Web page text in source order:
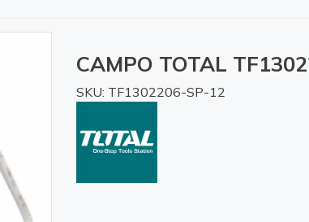
CAMPO TOTAL
SKU: TF1302206-SP-12